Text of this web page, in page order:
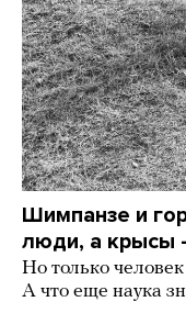
Шимпанзе и
люди, а крысы
Но только
А что еще наука